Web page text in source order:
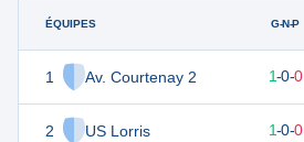
ÉQUIPES
1 Av. Courtenay 2
2 US Lorris
G-N-P
1-0-0
1-0-0